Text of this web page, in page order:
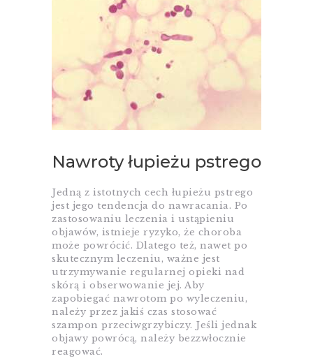
Nawroty łupieżu pstrego
Jedną z istotnych cech łupieżu pstrego
jest jego tendencja do nawracania. Po
zastosowaniu leczenia i ustąpieniu
objawów, istnieje ryzyko, że choroba
może powrócić. Dlatego też, nawet po
skutecznym leczeniu, ważne jest
utrzymywanie regularnej opieki nad
skórą i obserwowanie jej. Aby
zapobiegać nawrotom po wyleczeniu,
należy przez jakiś czas stosować
szampon przeciwgrzybiczy. Jeśli jednak
objawy powrócą, należy bezzwłocznie
reagować.